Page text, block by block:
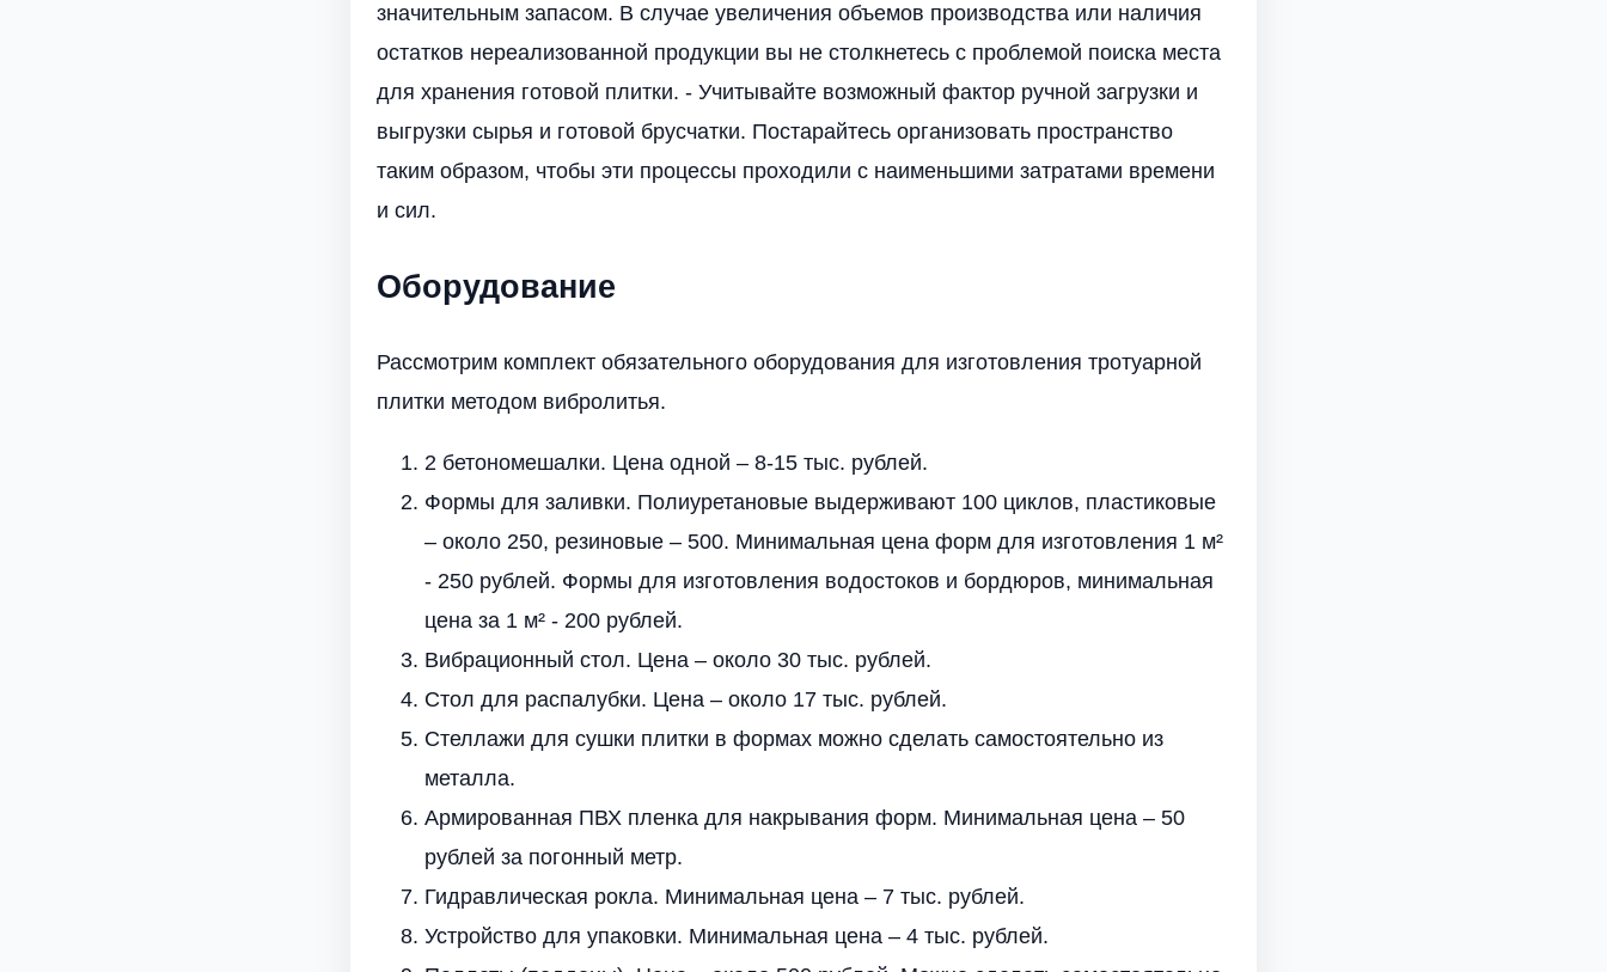
значительным запасом. В случае увеличения объемов производства или наличия
остатков нереализованной продукции вы не столкнетесь с проблемой поиска места
для хранения готовой плитки. - Учитывайте возможный фактор ручной загрузки и
выгрузки сырья и готовой брусчатки. Постарайтесь организовать пространство
таким образом, чтобы эти процессы проходили с наименьшими затратами времени
и сил.
Оборудование
Рассмотрим комплект обязательного оборудования для изготовления тротуарной
плитки методом вибролитья.
2 бетономешалки. Цена одной – 8-15 тыс. рублей.
Формы для заливки. Полиуретановые выдерживают 100 циклов, пластиковые
– около 250, резиновые – 500. Минимальная цена форм для изготовления 1 м²
- 250 рублей. Формы для изготовления водостоков и бордюров, минимальная
цена за 1 м² - 200 рублей.
Вибрационный стол. Цена – около 30 тыс. рублей.
Стол для распалубки. Цена – около 17 тыс. рублей.
Стеллажи для сушки плитки в формах можно сделать самостоятельно из
металла.
Армированная ПВХ пленка для накрывания форм. Минимальная цена – 50
рублей за погонный метр.
Гидравлическая рокла. Минимальная цена – 7 тыс. рублей.
Устройство для упаковки. Минимальная цена – 4 тыс. рублей.